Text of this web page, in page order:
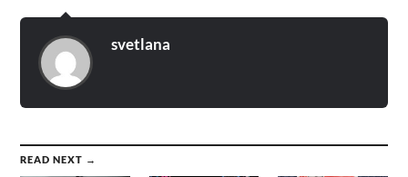
svetlana
READ NEXT →